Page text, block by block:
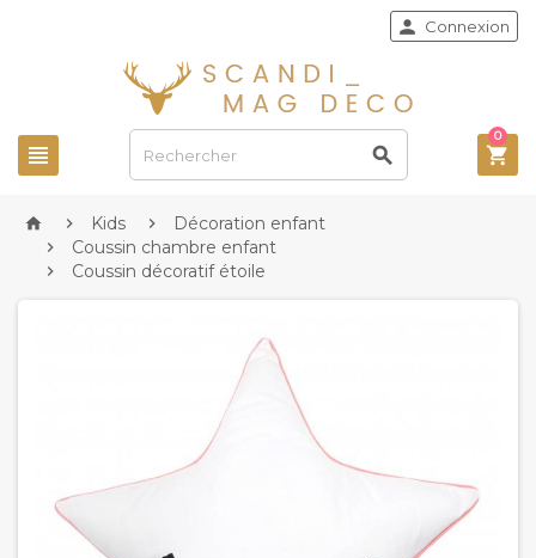
 
 Connexion

0
  Kids  Décoration enfant
 Coussin chambre enfant
 Coussin décoratif étoile